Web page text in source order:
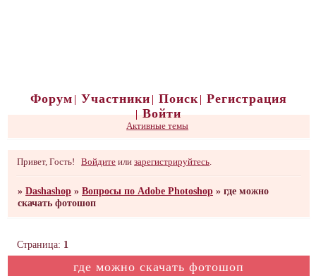
Форум Участники Поиск
Регистрация
Войти
Активные темы
Привет, Гость! Войдите илизарегистрируйтесь
»Dashashop »Вопросы по Adobe Photoshop »где можно
скачать фотошоп
где можно скачать фотошоп
Страница: 1